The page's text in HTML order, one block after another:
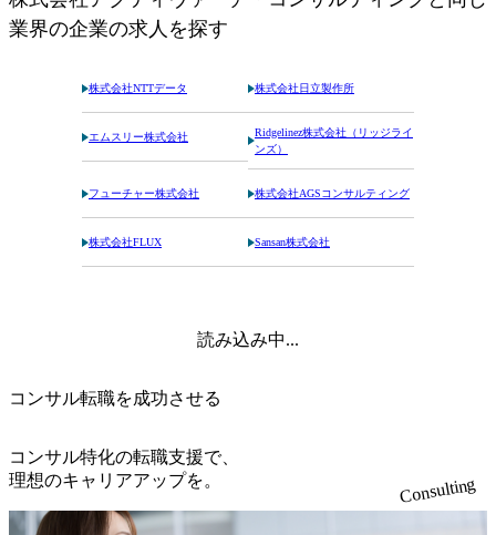
業界の企業の求人を探す
株式会社NTTデータ 株式会社日立製作所
エムスリー株式会社
Ridgelinez株式会社（リッジライ
ンズ）
フューチャー株式会社 株式会社AGSコンサルティング
株式会社FLUX Sansan株式会社
読み込み中...
コンサル転職を成功させる
コンサル特化の転職支援で、
理想のキャリアアップを。
Consulting